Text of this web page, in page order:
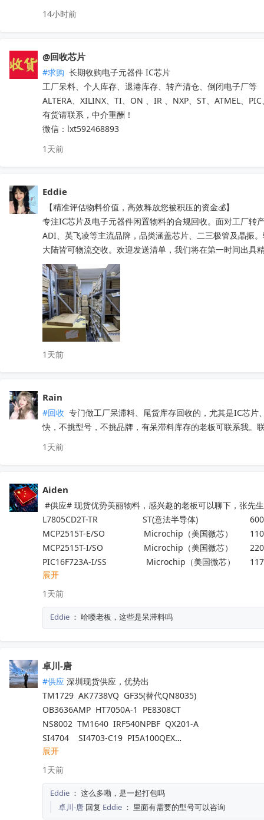
14小时前
@回收芯片
#求购 长期收购电子元器件 IC芯片
工厂呆料、个人库存、退港库存、转产清仓、倒闭电子厂等
ALTERA、XILINX、TI、ON 、IR 、NXP、ST、ATMEL、
有货请联系，中介重酬！
微信：lxt592468893
1天前
Eddie
专注IC芯片及电子元器件闲置物料的合规回收。面对工厂转
ADI、英飞凌等主流品牌，品类涵盖芯片、二三极管及晶振
大陆皆可物流交收。欢迎发送清单，我们将在第一时间出具
1天前
Rain
#回收 专门做工厂呆滞料、尾货库存回收的，尤其是IC芯
快，不挑型号，不挑品牌，有呆滞料库存的老板可联系我。
1天前
Aiden
#供应# 现货优势美丽物料，感兴趣的老板可以聊下，张先
L7805CD2T-TR                   ST(意法半导体)
MCP2515T-E/SO	           Microchip（美国微芯）
MCP2515T-I/SO	           Microchip（美国微芯）
PIC16F723A-I/SS 	            Microchip（美国微芯）
ADP32F034QP64S   	    进芯
NM1200LBAE	                   NUVOTON（新唐科技）
LTC6433AIUF-15#PBF	   ADI(亚德诺)
TP2124-SR	                   3PEAK（思瑞浦）
ATA663254-GBQW	           Microchip（美国微芯）
MB95F636KPMC-G-UNE2  赛普拉斯
展开
1天前
Eddie ： 哈喽老板，这些是呆滞料吗
卓川-唐
#供应 深圳现货供应，优势出
TM1729  AK7738VQ  GF35(替代QN8035)
OB3636AMP  HT7050A-1  PE8308CT
NS8002  TM1640  IRF540NPBF  QX201-A
SI4704    SI4703-C19  PI5A100QEX
NCV8402ASTT1G  AW9967DNR  IRFB4227
TM1650  TM2312  TDA7576B  CD1517CP
TL494IDR  SI4755  BD37033FV-ME2
EMP8965-33VF05GRR  TA7291SG  QX201-C
LT8645SEV  SGM4553YN8G/TR
展开
1天前
Eddie ： 这么多嘞，是一起打包吗
卓川-唐 回复 Eddie ： 里面有需要的型号可以咨询